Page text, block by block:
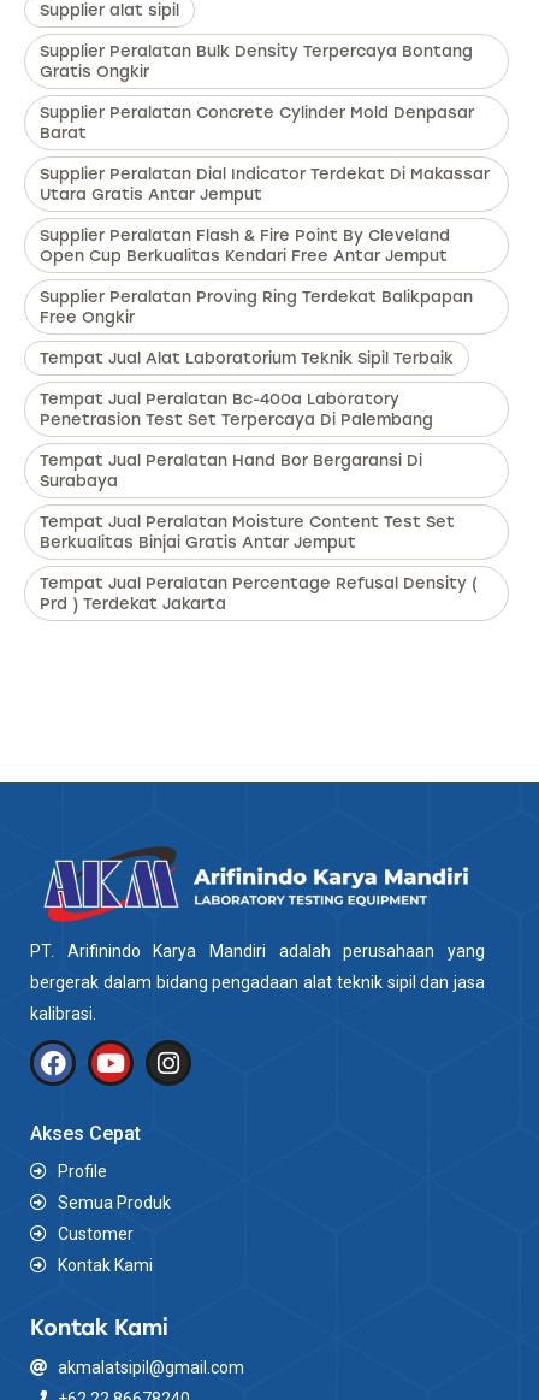
Supplier alat sipil
Supplier Peralatan Bulk Density Terpercaya Bontang
Gratis Ongkir
Supplier Peralatan Concrete Cylinder Mold Denpasar
Barat
Supplier Peralatan Dial Indicator Terdekat Di Makassar
Utara Gratis Antar Jemput
Supplier Peralatan Flash & Fire Point By Cleveland
Open Cup Berkualitas Kendari Free Antar Jemput
Supplier Peralatan Proving Ring Terdekat Balikpapan
Free Ongkir
Tempat Jual Alat Laboratorium Teknik Sipil Terbaik
Tempat Jual Peralatan Bc-400a Laboratory
Penetrasion Test Set Terpercaya Di Palembang
Tempat Jual Peralatan Hand Bor Bergaransi Di
Surabaya
Tempat Jual Peralatan Moisture Content Test Set
Berkualitas Binjai Gratis Antar Jemput
Tempat Jual Peralatan Percentage Refusal Density (
Prd ) Terdekat Jakarta
PT. Arifinindo Karya Mandiri adalah perusahaan yang
bergerak dalam bidang pengadaan alat teknik sipil dan jasa
kalibrasi.
Akses Cepat
Profile
Semua Produk
Customer
Kontak Kami
Kontak Kami
akmalatsipil@gmail.com